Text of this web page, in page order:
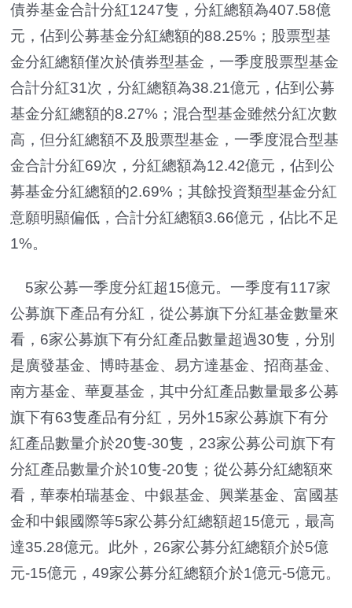
債券基金合計分紅1247隻，分紅總額為407.58億
元，佔到公募基金分紅總額的88.25%；股票型基
金分紅總額僅次於債券型基金，一季度股票型基金
合計分紅31次，分紅總額為38.21億元，佔到公募
基金分紅總額的8.27%；混合型基金雖然分紅次數
高，但分紅總額不及股票型基金，一季度混合型基
金合計分紅69次，分紅總額為12.42億元，佔到公
募基金分紅總額的2.69%；其餘投資類型基金分紅
意願明顯偏低，合計分紅總額3.66億元，佔比不足
1%。
5家公募一季度分紅超15億元。一季度有117家
公募旗下產品有分紅，從公募旗下分紅基金數量來
看，6家公募旗下有分紅產品數量超過30隻，分別
是廣發基金、博時基金、易方達基金、招商基金、
南方基金、華夏基金，其中分紅產品數量最多公募
旗下有63隻產品有分紅，另外15家公募旗下有分
紅產品數量介於20隻-30隻，23家公募公司旗下有
分紅產品數量介於10隻-20隻；從公募分紅總額來
看，華泰柏瑞基金、中銀基金、興業基金、富國基
金和中銀國際等5家公募分紅總額超15億元，最高
達35.28億元。此外，26家公募分紅總額介於5億
元-15億元，49家公募分紅總額介於1億元-5億元。